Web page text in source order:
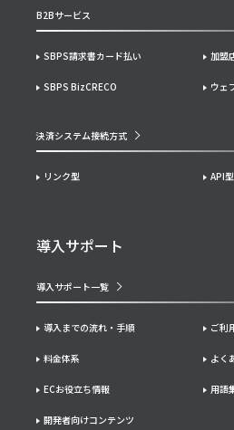
B2Bサービス
SBPS請求書カード払い 加盟
SBPS BizCRECO ウェ
決済システム接続方式
リンク型 API型
導入サポート
導入サポート一覧
導入までの流れ・手順 ご利
料金体系 よく
ECお役立ち情報 用語
開発者向けコンテンツ